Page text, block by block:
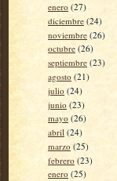
enero (27)
diciembre (24)
noviembre (26)
octubre (26)
septiembre (23)
agosto (21)
julio (24)
junio (23)
mayo (26)
abril (24)
marzo (25)
febrero (23)
enero (25)